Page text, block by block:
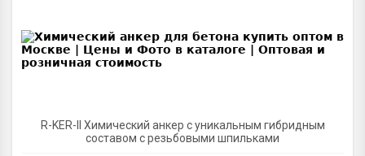
R-KER-II Химический анкер с уникальным гибридным
составом с резьбовыми шпильками